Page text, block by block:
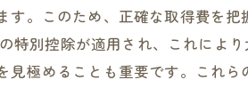
す。このため、正確な取得費を
特別控除が適用され、これによ
見極めることも重要です。これ